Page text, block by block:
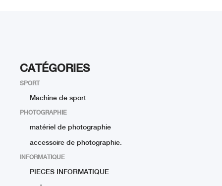
CATÉGORIES
SPORT
Machine de sport
PHOTOGRAPHIE
matériel de photographie
accessoire de photographie.
INFORMATIQUE
PIECES INFORMATIQUE